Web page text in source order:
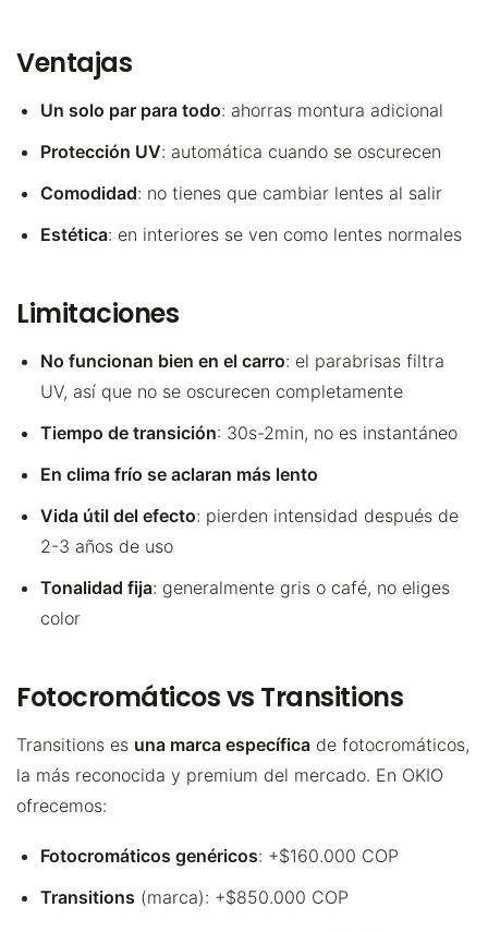
Ventajas
Un solo par para todo: ahorras montura adicional
Protección UV: automática cuando se oscurecen
Comodidad: no tienes que cambiar lentes al salir
Estética: en interiores se ven como lentes normales
Limitaciones
No funcionan bien en el carro: el parabrisas filtra
UV, así que no se oscurecen completamente
Tiempo de transición: 30s-2min, no es instantáneo
En clima frío se aclaran más lento
Vida útil del efecto: pierden intensidad después de
2-3 años de uso
Tonalidad fija: generalmente gris o café, no eliges
color
Fotocromáticos vs Transitions
Transitions es una marca específica de fotocromáticos,
la más reconocida y premium del mercado. En OKIO
ofrecemos:
Fotocromáticos genéricos: +$160.000 COP
Transitions (marca): +$850.000 COP